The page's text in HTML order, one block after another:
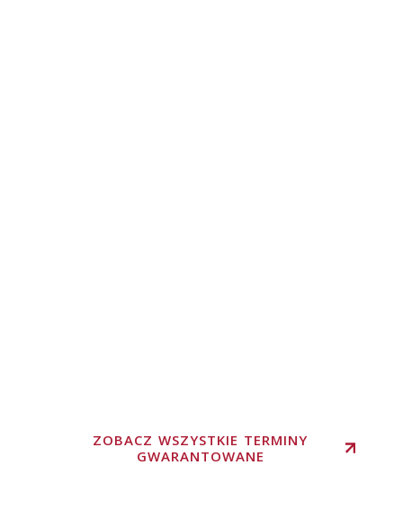
ZOBACZ WSZYSTKIE TERMINY
GWARANTOWANE